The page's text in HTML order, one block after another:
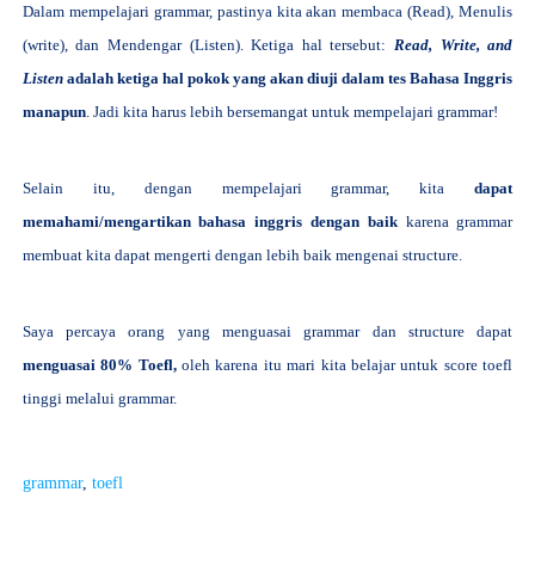
Dalam mempelajari grammar, pastinya kita akan membaca (Read), Menulis
(write), dan Mendengar (Listen). Ketiga hal tersebut: Read, Write, and
Listenadalah ketiga hal pokok yang akan diuji dalam tes Bahasa Inggris
manapun. Jadi kita harus lebih bersemangat untuk mempelajari grammar!
Selain itu, dengan mempelajari grammar, kitadapat
memahami/mengartikan bahasa inggris dengan baikkarena grammar
membuat kita dapat mengerti dengan lebih baik mengenai structure.
Saya percaya orang yang menguasai grammar dan structure dapat
menguasai 80% Toefl,oleh karena itu mari kita belajar untuk score toefl
tinggi melalui grammar.
grammar, toefl